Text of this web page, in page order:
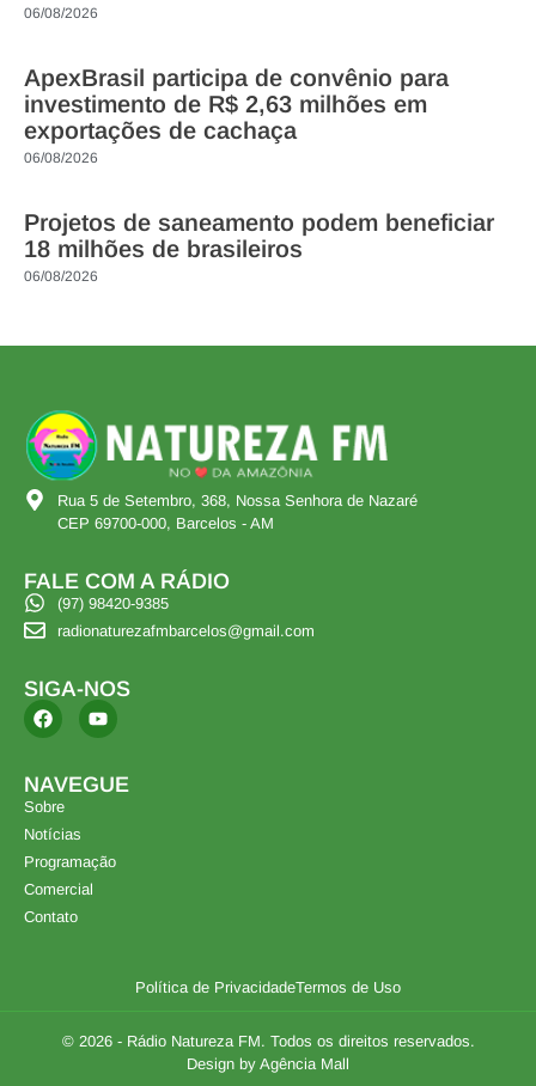
06/08/2026
ApexBrasil participa de convênio para
investimento de R$ 2,63 milhões em
exportações de cachaça
06/08/2026
Projetos de saneamento podem beneficiar
18 milhões de brasileiros
06/08/2026
Rua 5 de Setembro, 368, Nossa Senhora de Nazaré
CEP 69700-000, Barcelos - AM
FALE COM A RÁDIO
(97) 98420-9385
radionaturezafmbarcelos@gmail.com
SIGA-NOS
NAVEGUE
Sobre
Notícias
Programação
Comercial
Contato
Política de PrivacidadeTermos de Uso
© 2026 - Rádio Natureza FM. Todos os direitos reservados.
Design by Agência Mall